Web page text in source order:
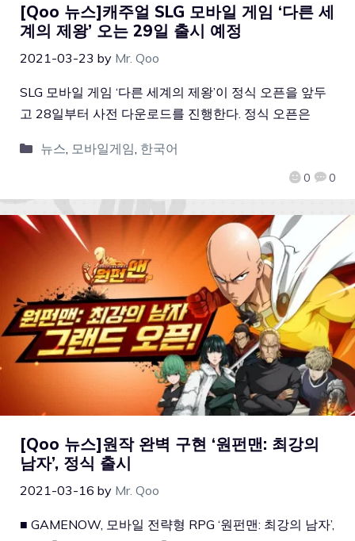
[Qoo 뉴스]캐주얼 SLG 모바일 게임 ‘다른 세
계의 제왕’ 오는 29일 출시 예정
2021-03-23 by Mr. Qoo
0 0
SLG 모바일 게임 ‘다른 세계의 제왕’이 정식 오픈을 앞두
고 28일부터 사전 다운로드를 진행한다. 정식 오픈은
뉴스 모바일게임 한국어
[Qoo 뉴스]원작 완벽 구현 ‘원펀맨: 최강의
남자’, 정식 출시
2021-03-16 by Mr. Qoo
■ GAMENOW, 모바일 전략형 RPG ‘원펀맨: 최강의 남자’,